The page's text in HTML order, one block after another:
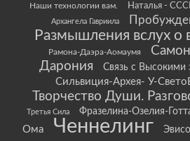
Наши технологии вам.
Наталья -
Архангела Гавриила
Размышления вслух о
Рамона-Даэра-Аомаумя
Дарония
Связь с Высокими
Сильвиция-Архея- У-
Творчество Души.
Третья Сила Фразелина-Озелия-
Ома
Ченнелинг